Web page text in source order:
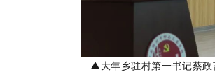
▲大年乡驻村第一书记蔡政